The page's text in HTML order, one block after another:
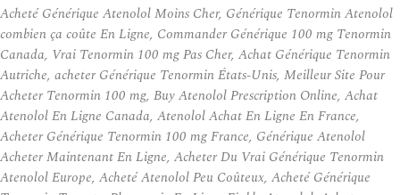
Acheté Générique Atenolol Moins Cher, Générique Tenormin Atenolol
combien ça coûte En Ligne, Commander Générique 100 mg Tenormin
Canada, Vrai Tenormin 100 mg Pas Cher, Achat Générique Tenormin
Autriche, acheter Générique Tenormin États-Unis, Meilleur Site Pour
Acheter Tenormin 100 mg, Buy Atenolol Prescription Online, Achat
Atenolol En Ligne Canada, Atenolol Achat En Ligne En France,
Acheter Générique Tenormin 100 mg France, Générique Atenolol
Acheter Maintenant En Ligne, Acheter Du Vrai Générique Tenormin
Atenolol Europe, Acheté Atenolol Peu Coûteux, Acheté Générique